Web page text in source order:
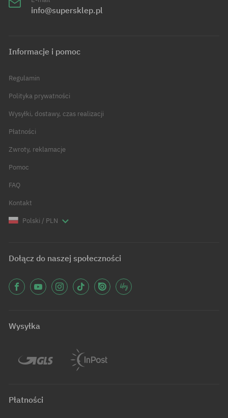
info@supersklep.pl
Informacje i pomoc
Regulamin
Polityka prywatności
Wysyłki, dostawy, czas realizacji
Płatności
Zwroty, reklamacje
Pomoc
FAQ
Kontakt
Polski / PLN
Dołącz do naszej społeczności
Wysyłka
Płatności